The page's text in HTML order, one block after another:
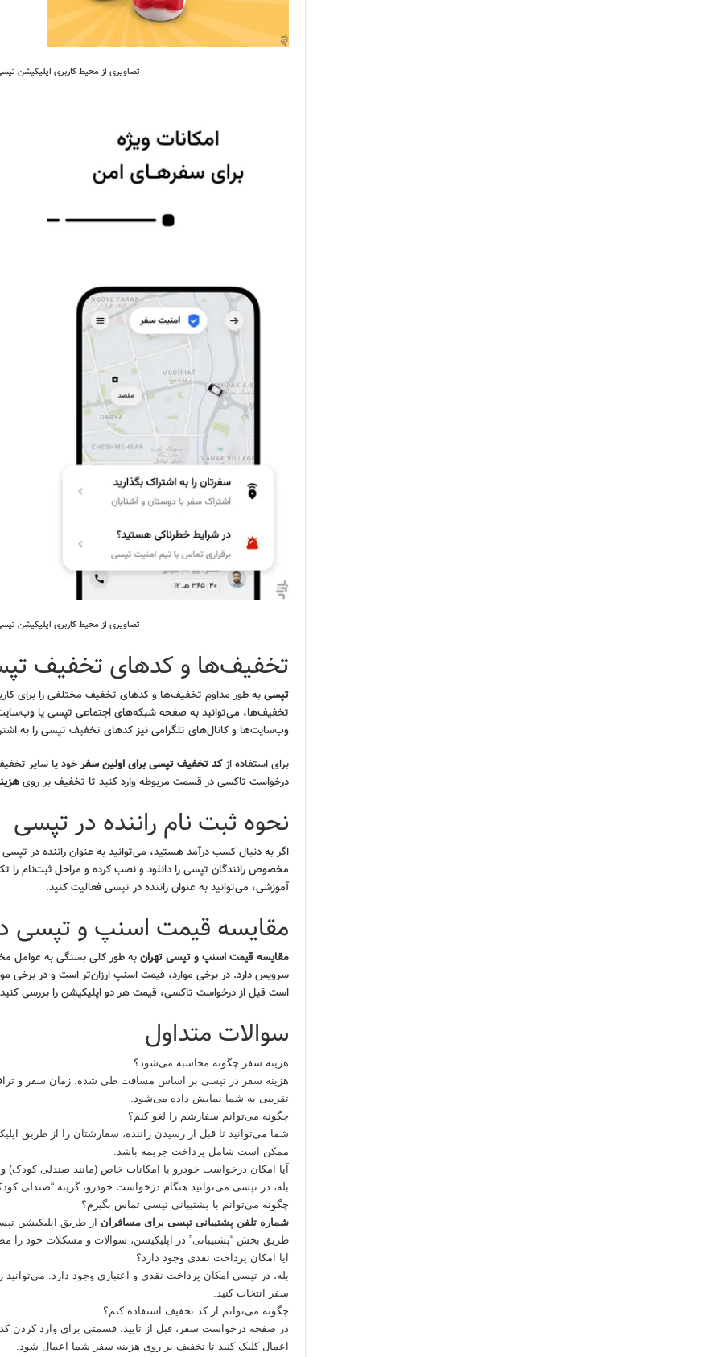
تصاویری از محیط کاربری اپلیکیشن
تصاویری از محیط کاربری اپلیکیشن
تخفیف‌ها و کدهای تخفیف
تپسیبه طور مداوم تخفیف‌ها و کدهای تخفیف مختلفی را برای
تخفیف‌ها، می‌توانید به صفحه شبکه‌های اجتماعی تپسی یا
وب‌سایت‌ها و کانال‌های تلگرامی نیز کدهای تخفیف تپسی را به
برای استفاده ازکد تخفیف تپسی برای اولین سفرخود یا سایر
درخواست تاکسی در قسمت مربوطه وارد کنید تا تخفیف بر روی
نحوه ثبت نام راننده در تپسی
اگر به دنبال کسب درآمد هستید، می‌توانید به عنوان راننده در تپسی
مخصوص رانندگان تپسی را دانلود و نصب کرده و مراحل ثبت‌نام را
آموزشی، می‌توانید به عنوان راننده در تپسی فعالیت کنید.
مقایسه قیمت اسنپ و تپسی
مقایسه قیمت اسنپ و تپسی تهرانبه طور کلی بستگی به عوامل
سرویس دارد. در برخی موارد، قیمت اسنپ ارزان‌تر است و در برخی
است قبل از درخواست تاکسی، قیمت هر دو اپلیکیشن را بررسی
سوالات متداول
هزینه سفر چگونه محاسبه می‌شود؟
هزینه سفر در تپسی بر اساس مسافت طی شده، زمان سفر و
تقریبی به شما نمایش داده می‌شود.
چگونه می‌توانم سفارشم را لغو کنم؟
شما می‌توانید تا قبل از رسیدن راننده، سفارشتان را از طریق
ممکن است شامل پرداخت جریمه باشد.
آیا امکان درخواست خودرو با امکانات خاص (مانند صندلی کودک)
بله، در تپسی می‌توانید هنگام درخواست خودرو، گزینه “صندلی
چگونه می‌توانم با پشتیبانی تپسی تماس بگیرم؟
شماره تلفن پشتیبانی تپسی برای مسافران از طریق اپلیکیشن
طریق بخش “پشتیبانی” در اپلیکیشن، سوالات و مشکلات خود را
آیا امکان پرداخت نقدی وجود دارد؟
بله، در تپسی امکان پرداخت نقدی و اعتباری وجود دارد.
سفر انتخاب کنید.
چگونه می‌توانم از کد تخفیف استفاده کنم؟
در صفحه درخواست سفر، قبل از تایید، قسمتی برای وارد کردن
اعمال کلیک کنید تا تخفیف بر روی هزینه سفر شما اعمال شود.